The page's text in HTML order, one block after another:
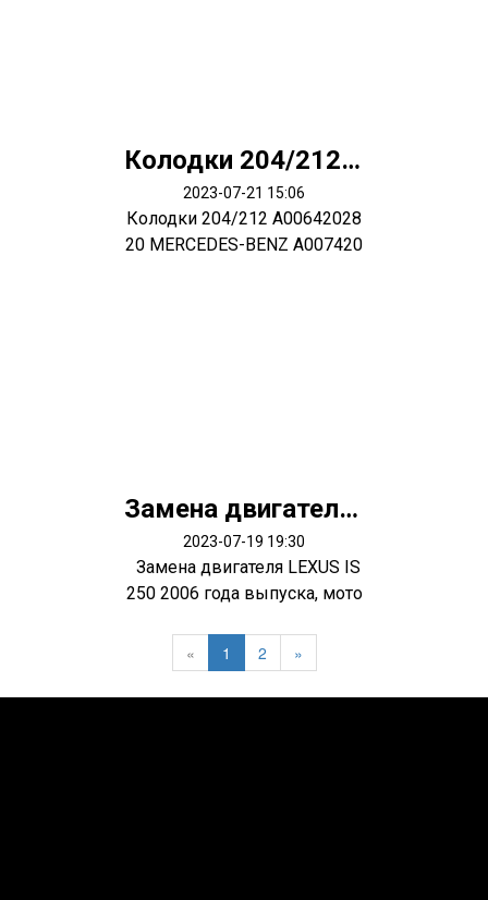
Колодки 204/212 A0064202820 MERCEDES-BENZ A0074207520
2023-07-21 15:06
Колодки 204/212 A00642028
20 MERCEDES-BENZ A007420
Замена двигателя LEXUS IS250
2023-07-19 19:30
Замена двигателя LEXUS IS
250 2006 года выпуска, мото
« 1 2 »